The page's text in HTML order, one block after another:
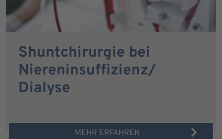
Shuntchirurgie bei
Niereninsuffizienz/
Dialyse
MEHR ERFAHREN